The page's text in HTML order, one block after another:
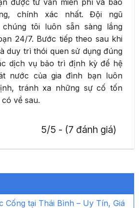
được tư vấn miễn phí và báo
chính xác nhất. Đội ngũ
tôi luôn sẵn sàng lắng
24/7. Bước tiếp theo sau khi
duy trì thói quen sử dụng đúng
dịch vụ bảo trì định kỳ để hệ
nước của gia đình bạn luôn
tránh xa những sự cố tốn
về sau.
5/5 - (7 đánh giá)
Cống tại Thái Bình – Uy Tín, Giá